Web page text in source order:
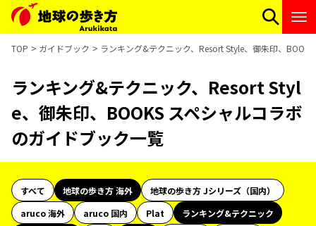
TOP ガイドブック ランキング&テクニック、Resort Style、御朱印、
ランキング&テクニック、Resort Styl
e、御朱印、BOOKS スペシャルコラボ
のガイドブック一覧
すべて 地球の歩き方 海外
地球の歩き方 Jシリーズ（国内）
aruco 海外
aruco 国内 Plat
ランキング&テクニック